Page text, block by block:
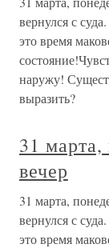
вернулся с
это время
наружу!
выразить?
31
вечер
31 марта,
вернулся с
это время